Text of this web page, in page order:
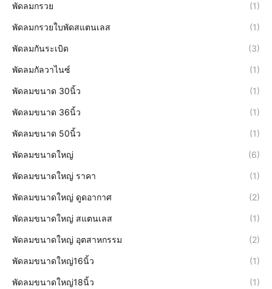
พัดลมกรวย (1)
พัดลมกรวยใบพัดสแตนเลส (1)
พัดลมกันระเบิด (3)
พัดลมกัลวาไนซ์ (1)
พัดลมขนาด 30นิ้ว (1)
พัดลมขนาด 36นิ้ว (1)
พัดลมขนาด 50นิ้ว (1)
พัดลมขนาดใหญ่ (6)
พัดลมขนาดใหญ่ ราคา (1)
พัดลมขนาดใหญ่ ดูดอากาศ (2)
พัดลมขนาดใหญ่ สแตนเลส (1)
พัดลมขนาดใหญ่ อุตสาหกรรม (2)
พัดลมขนาดใหญ่16นิ้ว (1)
พัดลมขนาดใหญ่18นิ้ว (1)